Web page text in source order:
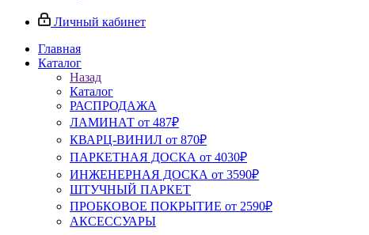
Личный кабинет
Главная
Каталог
Назад
Каталог
РАСПРОДАЖА
ЛАМИНАТ от 487₽
КВАРЦ-ВИНИЛ от 870₽
ПАРКЕТНАЯ ДОСКА от 4030₽
ИНЖЕНЕРНАЯ ДОСКА от 3590₽
ШТУЧНЫЙ ПАРКЕТ
ПРОБКОВОЕ ПОКРЫТИЕ от 2590₽
АКСЕССУАРЫ